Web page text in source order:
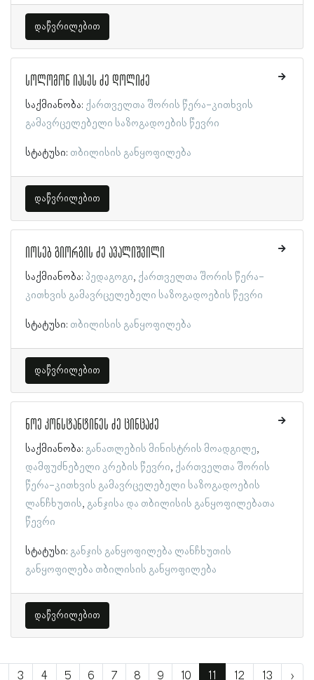
დაწვრილებით
სოლომონ იასეს ძე დოლიძე
საქმიანობა: ქართველთა შორის წერა-კითხვის
გამავრცელებელი საზოგადოების წევრი
სტატუსი: თბილისის განყოფილება
დაწვრილებით
იოსებ გიორგის ძე ავალიშვილი
საქმიანობა: პედაგოგი ქართველთა შორის წერა-
კითხვის გამავრცელებელი საზოგადოების წევრი
სტატუსი: თბილისის განყოფილება
დაწვრილებით
ნოე კონსტანტინეს ძე ცინცაძე
საქმიანობა: განათლების მინისტრის მოადგილე
დამფუძნებელი კრების წევრი ქართველთა შორის
წერა-კითხვის გამავრცელებელი საზოგადოების
ლანჩხუთის განჯისა და თბილისის განყოფილებათა
წევრი
სტატუსი: განჯის განყოფილება ლანჩხუთის
განყოფილება თბილისის განყოფილება
დაწვრილებით
3 4 5 6 7 8 9 10 11 12 13 ›